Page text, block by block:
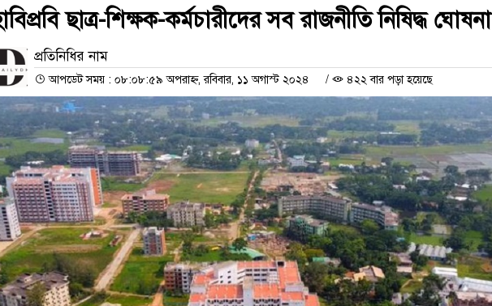
ছাত্র-শিক্ষক-কর্মচারীদের সব রাজনীতি নিষিদ্ধ ঘোষনা
প্রতিনিধির নাম
আপডেট সময় : ০৮:০৮:৫৯ অপরাহ্ন, রবিবার, ১১ অগাস্ট ২০২৪ / ৪২২ বার পড়া হয়েছে